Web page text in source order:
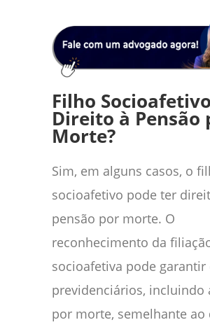
Filho
Direito à Pensão
Morte?
Sim, em alguns casos, o
socioafetivo pode ter
pensão por morte. O
reconhecimento da
socioafetiva pode
previdenciários, incluindo
por morte, semelhante ao